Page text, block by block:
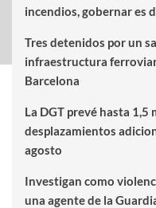
incendios, gobernar es
Tres detenidos por un
infraestructura
Barcelona
La DGT prevé hasta 1,5
desplazamientos
agosto
Investigan como
una agente de la